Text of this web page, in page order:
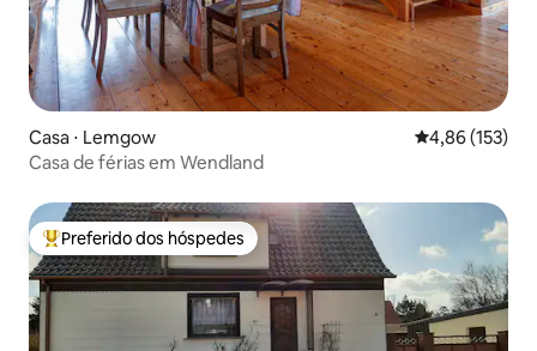
Casa ⋅ Lemgow 4,86 de uma
4,86 (153)
Casa de férias em Wendland
Entre os melhores preferidos dos hóspedes
Preferido dos hóspedes